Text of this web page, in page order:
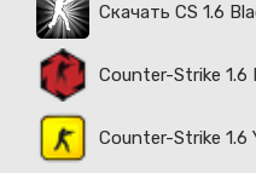
Скачать CS 1.6
Counter-Strike 1.6
Counter-Strike 1.6